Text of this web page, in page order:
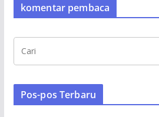
komentar pembaca
Pos-pos Terbaru